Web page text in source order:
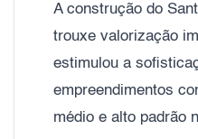
A construção do
trouxe valorização
estimulou a
empreendimentos
médio e alto padrão